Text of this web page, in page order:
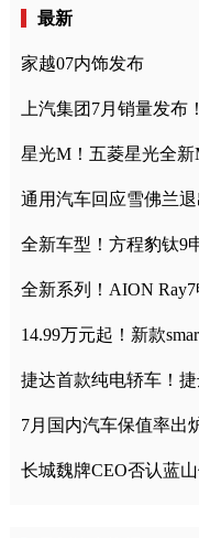
最新
家越07内饰发布
上汽集团7月销量发布！
星光M！五菱星光全新
通用汽车回应雪佛兰
全新车型！方程豹钛9
全新系列！AION Ray7
14.99万元起！新款
捷达首款纯电轿车！
7月国内汽车保值率出
长城魏牌CEO否认蓝